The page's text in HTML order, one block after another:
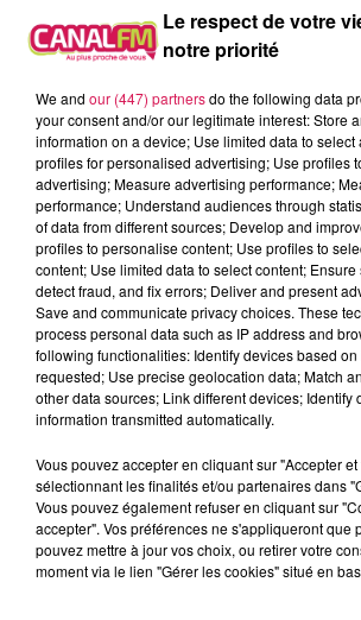
Écouter le podcast
LE PROGRAMME :
Vendredi 28 juillet
Sur la grande scène :
18 h :Unno(soul, rock, jazz, hip hop et
19 h 20 :Roméo Elvis (rap)
20 h 50 :Yuksek(disco, house et pop).
22 h 20 :S-Crew(groupe de rap français,
leader Nekfeu).
0 h 20 :Molécule(alias Romain
électro).
Sur la scène de l’Eden :
18 h 40 :Ausstellung, le gagnant du
Le respect de votre
notre priorité
We and our (447) partnersdo the following data
your consent and/or our legitimate interest: Store
information on a device; Use limited data to
profiles for personalised advertising; Use profiles
advertising; Measure advertising performance;
performance; Understand audiences through
of data from different sources; Develop and
profiles to personalise content; Use profiles to
content; Use limited data to select content;
detect fraud, and fix errors; Deliver and present
Save and communicate privacy choices. These
process personal data such as IP address and
following functionalities: Identify devices based
requested; Use precise geolocation data; Match
other data sources; Link different devices; Identify
information transmitted automatically.
Vous pouvez accepter en cliquant sur "Accepter
sélectionnant les finalités et/ou partenaires dans
Vous pouvez également refuser en cliquant sur
accepter". Vos préférences ne s'appliqueront que
pouvez mettre à jour vos choix, ou retirer votre
moment via le lien "Gérer les cookies" situé en